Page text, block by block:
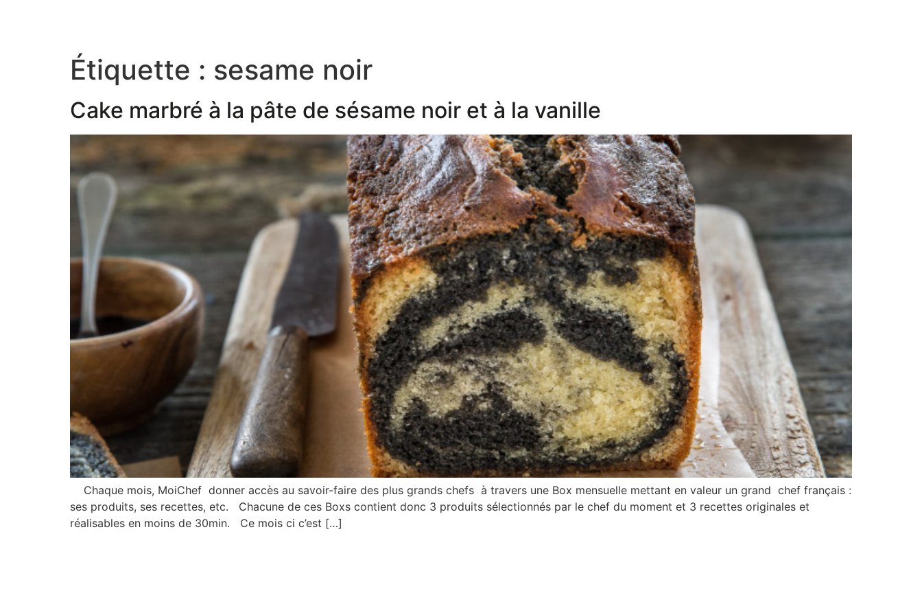
Étiquette : sesame noir
Cake marbré à la pâte de sésame noir et à la vanille
Chaque mois, MoiChef donner accès au savoir-faire des plus grands chefs à travers une Box mensuelle mettant en valeur un grand chef français :
ses produits, ses recettes, etc. Chacune de ces Boxs contient donc 3 produits sélectionnés par le chef du moment et 3 recettes originales et
réalisables en moins de 30min. Ce mois ci c’est […]